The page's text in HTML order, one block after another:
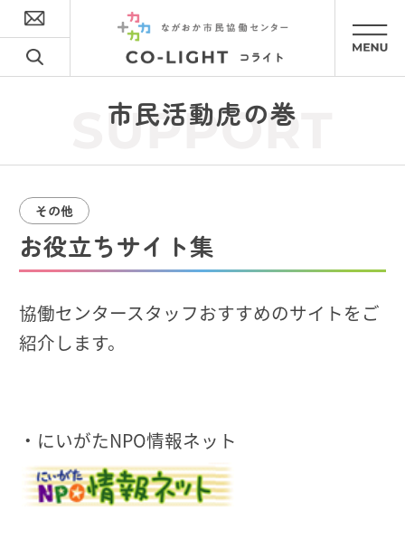
市民活動虎の巻
SUPPORT
その他
お役立ちサイト集
協働センタースタッフおすすめのサイトをご
紹介します。
・にいがたNPO情報ネット